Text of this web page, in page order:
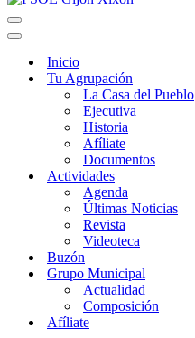
Menú
de
Menú
navegación
Inicio
Tu Agrupación
La Casa del Pueblo
Ejecutiva
Historia
Afíliate
Documentos
Actividades
Agenda
Últimas Noticias
Revista
Videoteca
Buzón
Grupo Municipal
Actualidad
Composición
Afíliate